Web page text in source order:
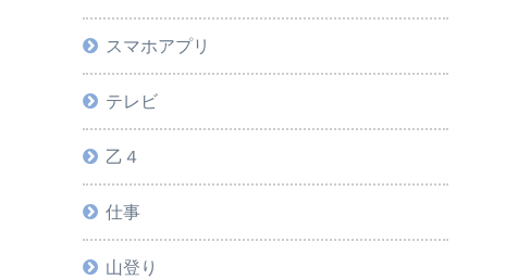
スマホアプリ
テレビ
乙４
仕事
山登り